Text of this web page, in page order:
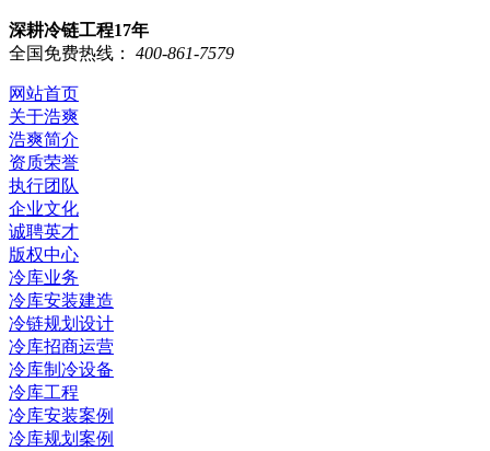
深耕冷链工程17年
全国免费热线：
400-861-7579
网站首页
关于浩爽
浩爽简介
资质荣誉
执行团队
企业文化
诚聘英才
版权中心
冷库业务
冷库安装建造
冷链规划设计
冷库招商运营
冷库制冷设备
冷库工程
冷库安装案例
冷库规划案例